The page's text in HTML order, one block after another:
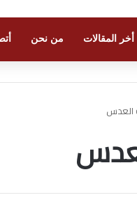
أخر المقالات من نحن
العدس